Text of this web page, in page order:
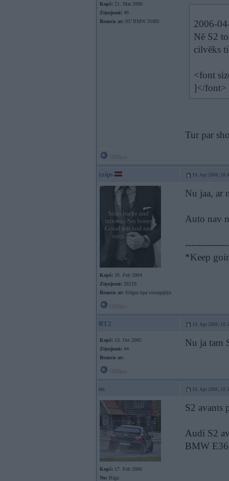
Kopš: 21. Mar 2006
Ziņojumi: 49
Braucu ar: 93’ BMW 318IS
2006-
Nē S2
cilvēks
<font
]</font>
Tur par
zzips 10. Apr 2006,
Kopš: 20. Feb 2004
Ziņojumi: 28219
Braucu ar: Slēgta tipa visurgājēju
Nu jaa, ar
Auto nav
*Keep
RT2 10. Apr 2006,
Kopš: 13. Oct 2005
Ziņojumi: 44
Braucu ar:
Nu ja tam
us 10. Apr 2006,
Kopš: 17. Feb 2006
No: Rīga
S2 avants
Audi S2
BMW